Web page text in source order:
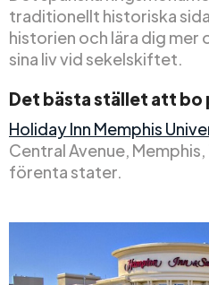
traditionellt historiska
historien och lära dig
sina liv vid sekelskiftet.
Det bästa stället att bo
Holiday Inn Memphis
Central Avenue, Memphis,
förenta stater.